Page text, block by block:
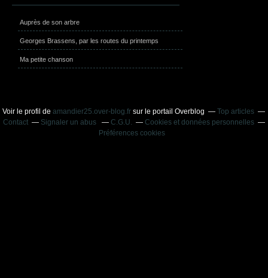
Auprès de son arbre
Georges Brassens, par les routes du printemps
Ma petite chanson
Voir le profil deamandier25.over-blog.fr sur le portail Overblog
Top articles
Contact
Signaler un abus C.G.U.
Cookies et données personnelles
Préférences cookies